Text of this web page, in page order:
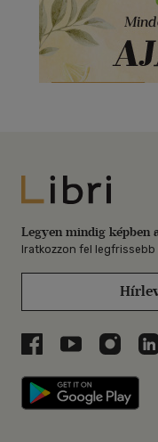
Libri
Legyen mindig képben
Iratkozzon fel legfrissebb
Libri aLibri aLibri